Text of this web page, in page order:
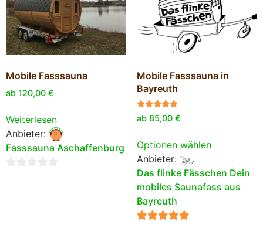
Mobile Fasssauna
ab 120,00 €
Weiterlesen
Anbieter:
Fasssauna Aschaffenburg
Mobile Fasssauna in
Bayreuth
Bewertet
mit
ab 85,00 €
Optionen wählen
Anbieter:
Das flinke Fässchen Dein
mobiles Saunafass aus
Bayreuth